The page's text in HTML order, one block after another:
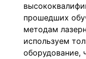
прошедших
методам
используем
оборудование,